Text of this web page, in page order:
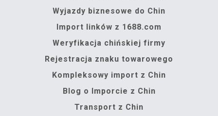
Wyjazdy biznesowe do Chin
Import linków z 1688.com
Weryfikacja chińskiej firmy
Rejestracja znaku towarowego
Kompleksowy import z Chin
Blog o Imporcie z Chin
Transport z Chin